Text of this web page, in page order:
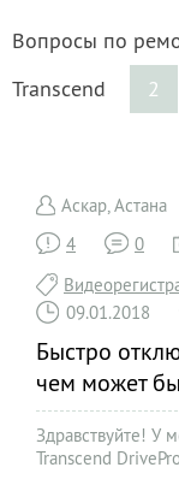
Вопросы по
Transcend
2
Аскар, Астана
4
0
09.01.2018
Быстро
чем может
Здравствуйте! У
Transcend